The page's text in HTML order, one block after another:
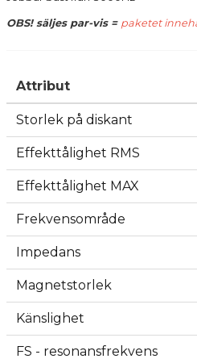
OBS! säljes par-vis = paketet
Attribut
Storlek på diskant
Effekttålighet RMS
Effekttålighet MAX
Frekvensområde
Impedans
Magnetstorlek
Känslighet
FS - resonansfrekvens